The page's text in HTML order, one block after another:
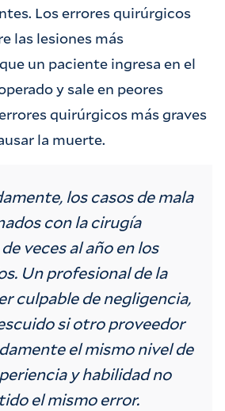
Los errores quirúrgicos
las lesiones más
un paciente ingresa en el
y sale en peores
quirúrgicos más graves
la muerte.
los casos de mala
con la cirugía
veces al año en los
Un profesional de la
culpable de negligencia,
si otro proveedor
el mismo nivel de
y habilidad no
el mismo error.